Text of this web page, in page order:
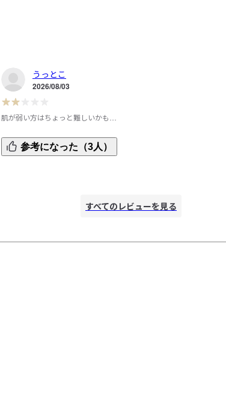
うっとこ
2026/08/03
肌が弱い方はちょっと難しいかも…
普段タンクトップのMサイズを購入していて、今回はLを購入
しました。サイズはLでちょうどよかったです。脇に汗取り
かゆみが出ます。紐の調整を何回かやってみましたが、改善
せん。
参考になった（3人）
すべてのレビューを見る